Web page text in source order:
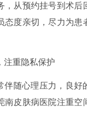
，从预约挂号到术后
态度亲切，尽力为患
注重隐私保护
伴随心理压力，良好
南皮肤病医院注重空